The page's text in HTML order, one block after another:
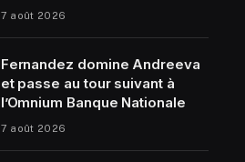
7 août 2026
Fernandez domine Andreeva
et passe au tour suivant à
l’Omnium Banque Nationale
7 août 2026